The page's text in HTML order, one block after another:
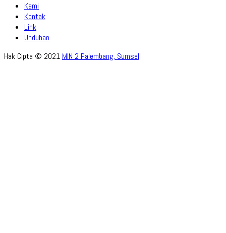
Kami
Kontak
Link
Unduhan
Hak Cipta © 2021 MIN 2 Palembang, Sumsel